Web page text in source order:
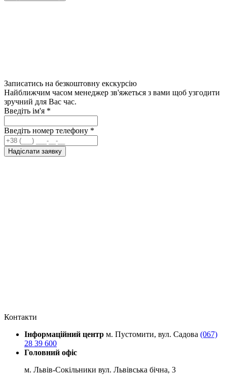
Записатись на безкоштовну екскурсію
Найближчим часом менеджер зв'яжеться з вами щоб узгодити
зручний для Вас час.
Введіть ім'я *
Введіть номер телефону *
Надіслати заявку
Контакти
Інформаційний центр м. Пустомити, вул. Садова (067)
28 39 600
Головний офіс
м. Львів-Сокільники вул. Львівська бічна, 3